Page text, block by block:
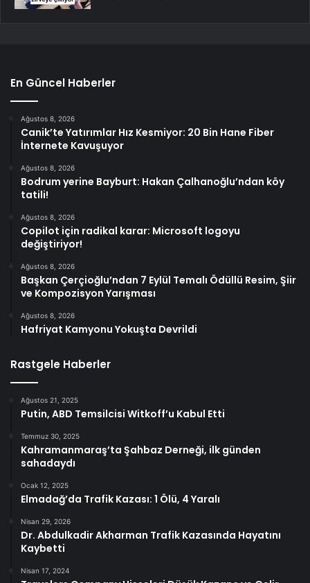
En Güncel Haberler
Ağustos 8, 2026
Canik’te Yatırımlar Hız Kesmiyor: 20 Bin Hane Fiber
İnternete Kavuşuyor
Ağustos 8, 2026
Bodrum yerine Bayburt: Hakan Çalhanoğlu’ndan köy
tatili!
Ağustos 8, 2026
Copilot için radikal karar: Microsoft logoyu
değiştiriyor!
Ağustos 8, 2026
Başkan Çerçioğlu’ndan 7 Eylül Temalı Ödüllü Resim, Şiir
ve Kompozisyon Yarışması
Ağustos 8, 2026
Hafriyat Kamyonu Yokuşta Devrildi
Rastgele Haberler
Ağustos 21, 2025
Putin, ABD Temsilcisi Witkoff’u Kabul Etti
Temmuz 30, 2025
Kahramanmaraş’ta Şahbaz Derneği, ilk günden
sahadaydı
Ocak 12, 2025
Elmadağ’da Trafik Kazası: 1 Ölü, 4 Yaralı
Nisan 29, 2026
Dr. Abdulkadir Akharman Trafik Kazasında Hayatını
Kaybetti
Nisan 17, 2024